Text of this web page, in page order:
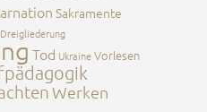
Sakramente
Tod UkraineVorlesen
Werken